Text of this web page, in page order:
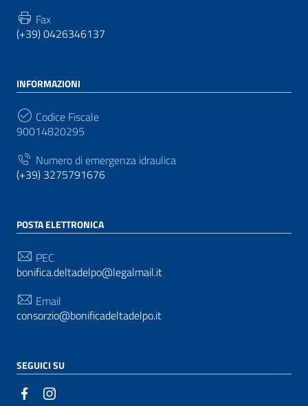
Fax
(+39) 0426346137
INFORMAZIONI
Codice Fiscale
90014820295
Numero di emergenza idraulica
(+39) 3275791676
POSTA ELETTRONICA
PEC
bonifica.deltadelpo@legalmail.it
Email
consorzio@bonificadeltadelpo.it
SEGUICI SU